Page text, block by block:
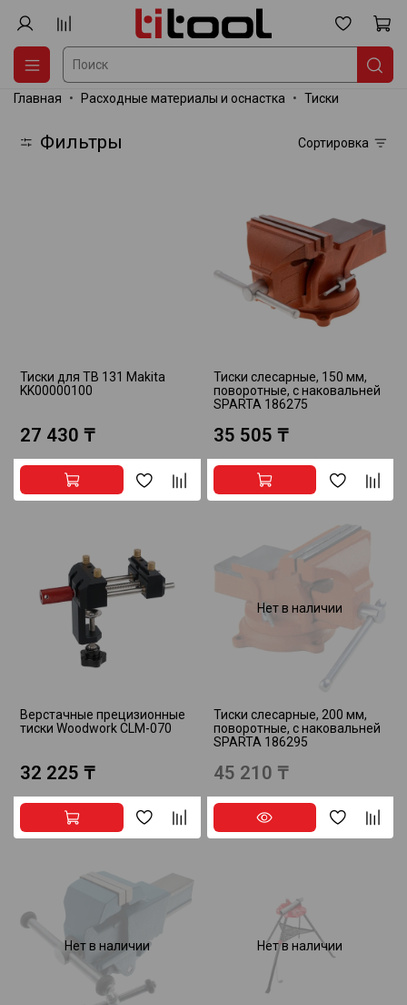
Главная Расходные материалы и оснастка Тиски
Фильтры Сортировка
Тиски для TB 131 Makita
KK00000100
27 430 ₸
Тиски слесарные, 150 мм,
поворотные, с наковальней
SPARTA 186275
35 505 ₸
Верстачные прецизионные
тиски Woodwork CLM-070
32 225 ₸
Нет в наличии
Тиски слесарные, 200 мм,
поворотные, с наковальней
SPARTA 186295
45 210 ₸
Нет в наличии Нет в наличии